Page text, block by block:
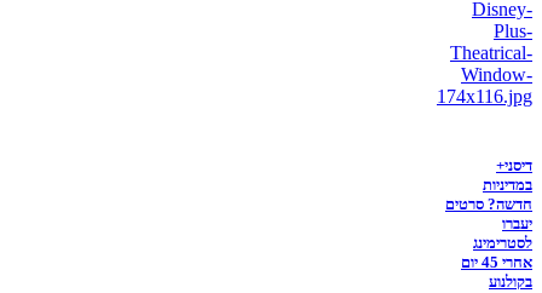
דיסני+
במדיניות
חדשה? סרטים
יעברו
לסטרימינג
אחרי 45 יום
בקולנוע